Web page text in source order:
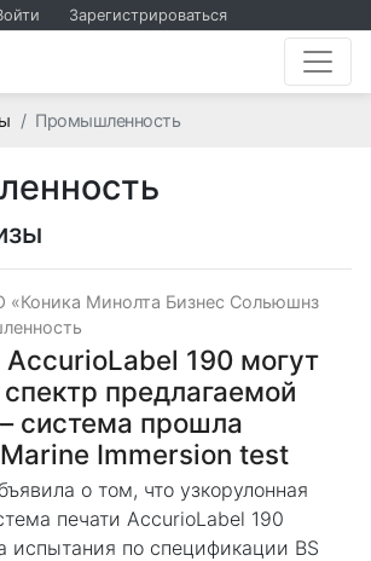
Зарегистрироваться
Промышленность
«Коника Минолта Бизнес Сольюшнз
190 могут
предлагаемой
система прошла
Immersion test
о том, что узкорулонная
печати AccurioLabel 190
испытания по спецификации BS